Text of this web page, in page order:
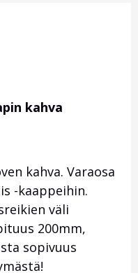
kahva
kahva. Varaosa
-kaappeihin.
väli
200mm,
sopivuus